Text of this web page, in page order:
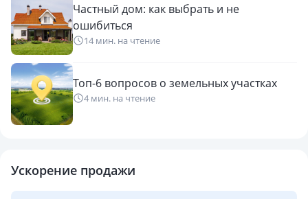
Частный дом: как выбрать и не
ошибиться
14 мин. на чтение
Топ-6 вопросов о земельных участках
4 мин. на чтение
Ускорение продажи